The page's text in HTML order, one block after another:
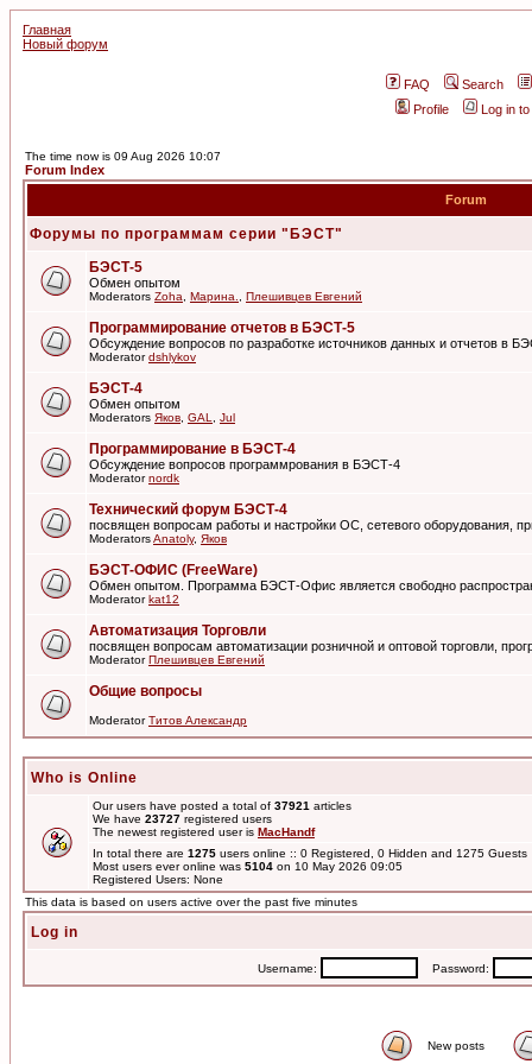
Главная
Новый форум
FAQ
Search
Profile
Log in
The time now is 09 Aug 2026 10:07
Forum Index
Forum
Форумы по программам серии "БЭСТ"
БЭСТ-5
Обмен опытом
Moderators Zoha Марина. Плешивцев Евгений
Программирование отчетов в БЭСТ-5
Обсуждение вопросов по разработке источников данных и отчетов в
Moderatordshlykov
БЭСТ-4
Обмен опытом
Moderators Яков GAL Jul
Программирование в БЭСТ-4
Обсуждение вопросов программрования в БЭСТ-4
Moderatornordk
Технический форум БЭСТ-4
посвящен вопросам работы и настройки ОС, сетевого оборудования,
ModeratorsAnatoly, Яков
БЭСТ-ОФИС (FreeWare)
Обмен опытом. Программа БЭСТ-Офис является свободно
Moderatorkat12
Автоматизация Торговли
посвящен вопросам автоматизации розничной и оптовой торговли,
ModeratorПлешивцев Евгений
Общие вопросы
ModeratorТитов Александр
Who is Online
Our users have posted a total of 37921 articles
We have 23727 registered users
The newest registered user is MacHandf
In total there are 1275 users online :: 0 Registered, 0 Hidden and 1275
Most users ever online was 5104 on 10 May 2026 09:05
Registered Users: None
This data is based on users active over the past five minutes
Log in
Username: Password:
New posts